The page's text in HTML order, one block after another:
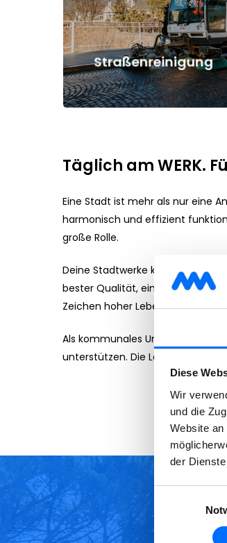
Diese
Wir
und die
Website
der
Straßenreinigung
Täglich am WERK.
Eine Stadt ist mehr als nur eine
harmonisch und effizient
große Rolle.
Deine Stadtwerke kümmern sich
bester Qualität, einwandfrei
Zeichen hoher Lebensqualität!
Als kommunales Unternehmen
unterstützen. Die Lebensqualität